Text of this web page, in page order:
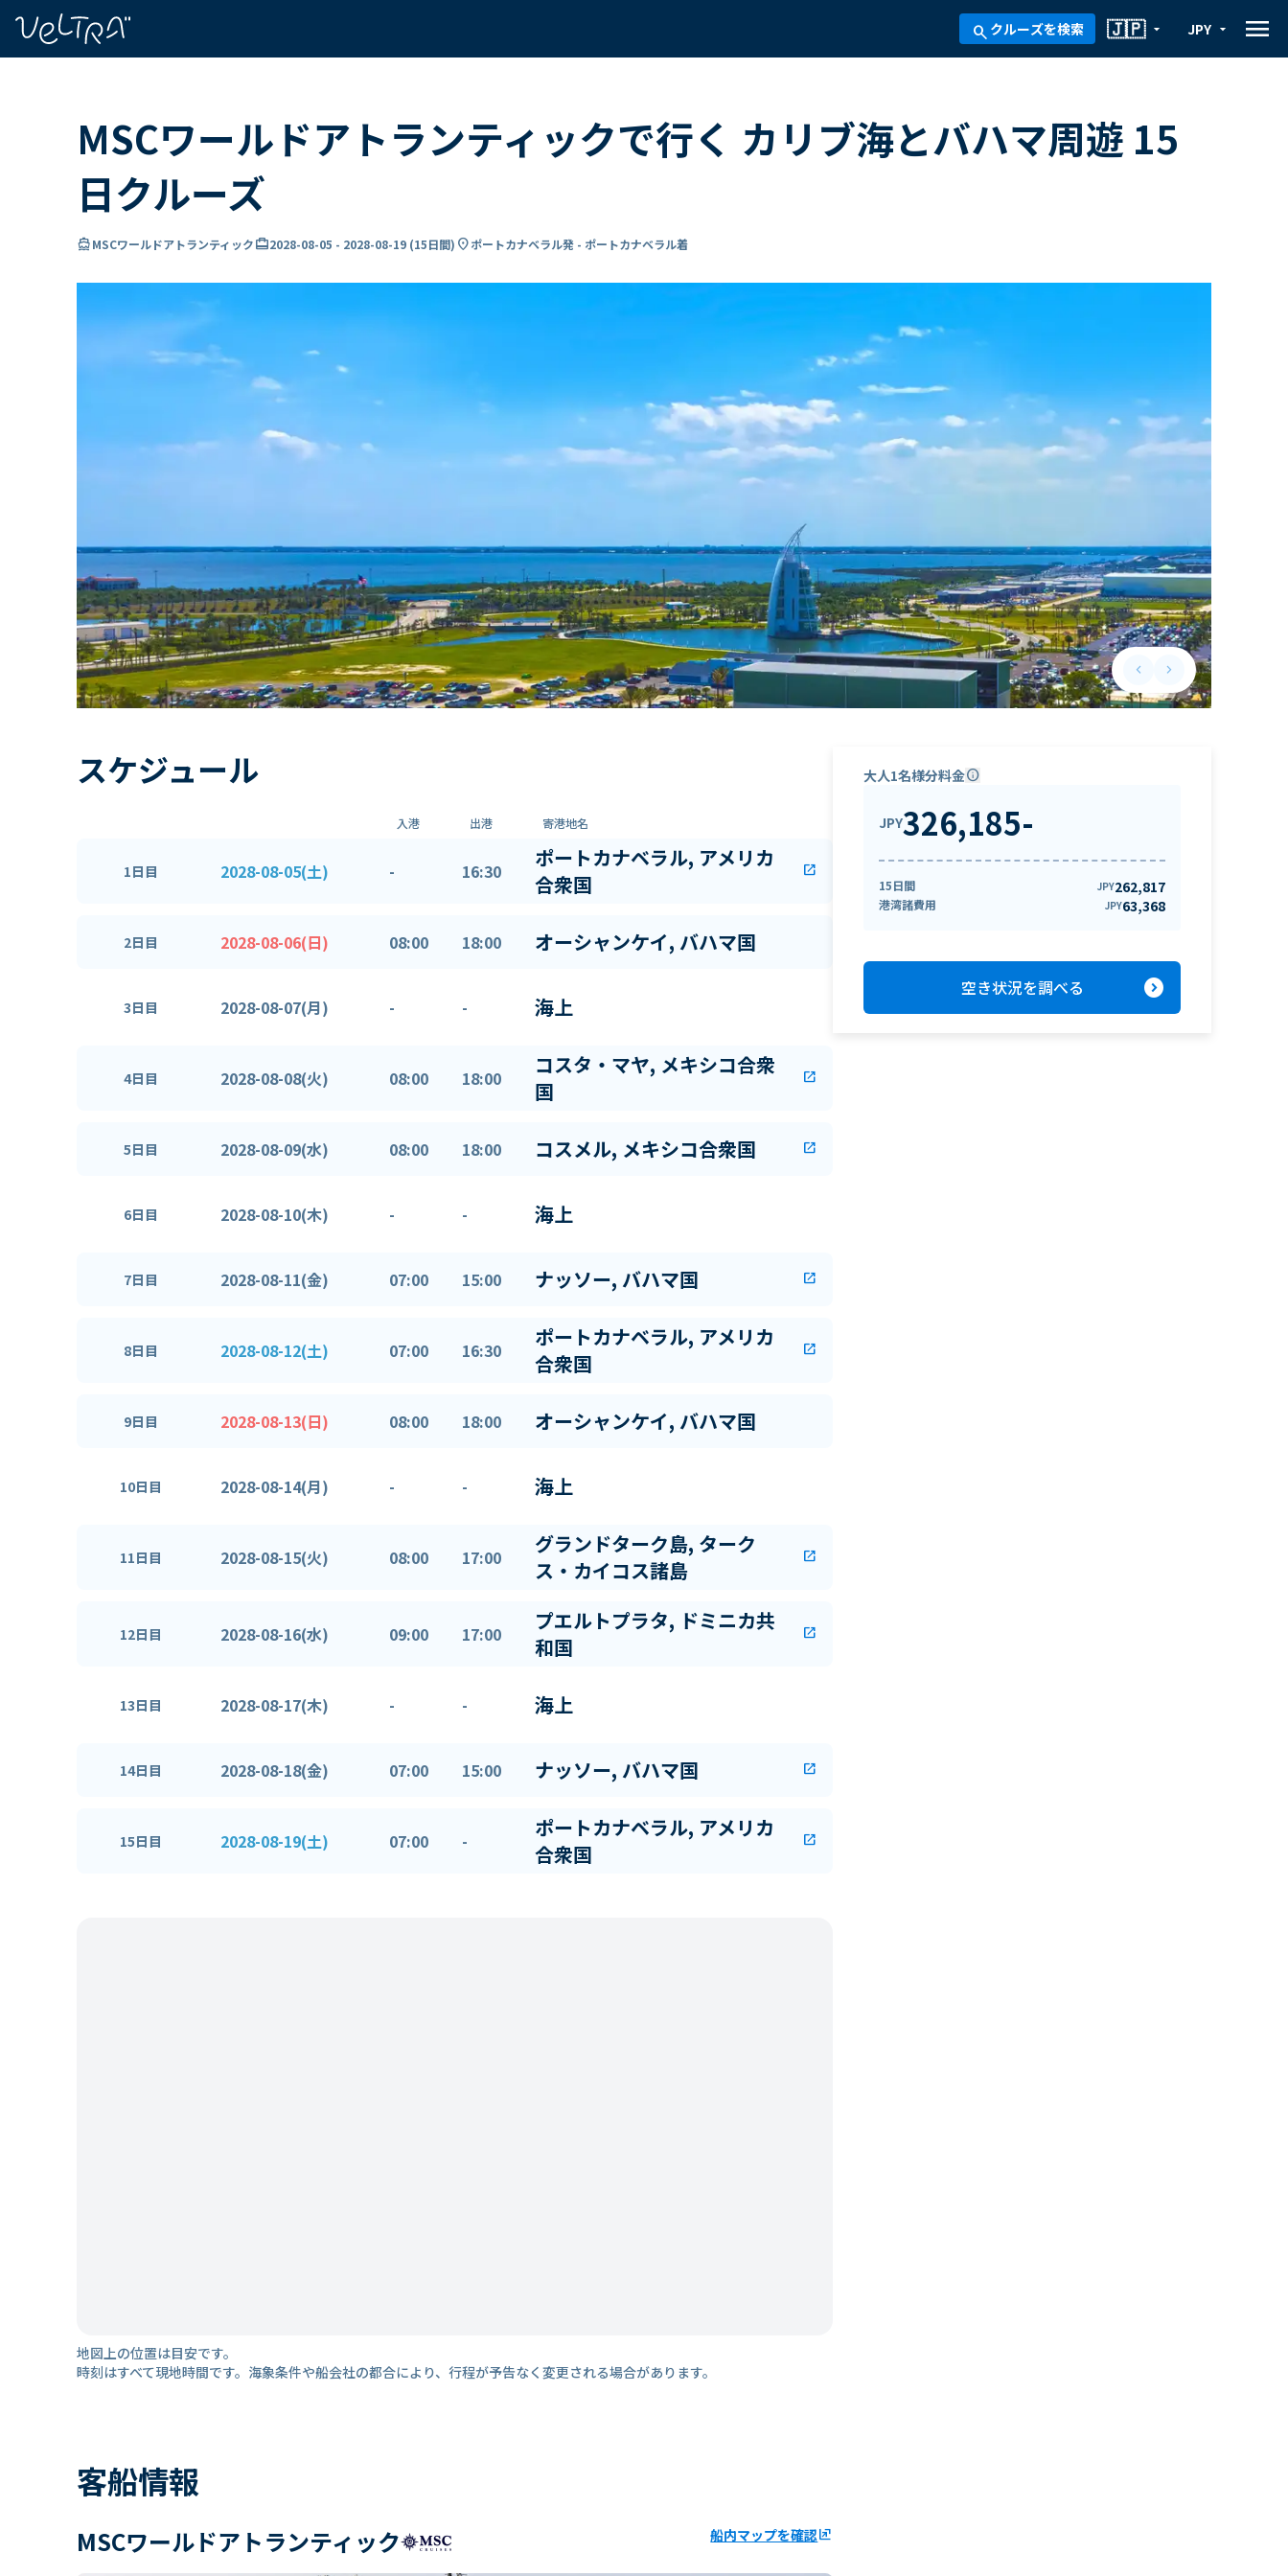
search クルーズを検索 arrow_drop_down
🇯🇵 arrow_drop_down
JPY menu
MSCワールドアトランティックで行く カリブ海とバハマ周遊 15
日クルーズ
directions_boatMSCワールドアトランティックcard_travel2028-08-05 - 2028-08-19 (15日間) location_onポートカナベラル発 - ポートカナベラル着
keyboard_arrow_leftPrevious slide
keyboard_arrow_rightNext slide
スケジュール
入港 出港 寄港地名
1日目 2028-08-05(土) - 16:30
ポートカナベラル, アメリカ
合衆国
open_in_new
2日目 2028-08-06(日) 08:00 18:00 オーシャンケイ, バハマ国
3日目 2028-08-07(月) - - 海上
4日目 2028-08-08(火) 08:00 18:00
コスタ・マヤ, メキシコ合衆
国
open_in_new
5日目 2028-08-09(水) 08:00 18:00 コスメル, メキシコ合衆国 open_in_new
6日目 2028-08-10(木) - - 海上
7日目 2028-08-11(金) 07:00 15:00 ナッソー, バハマ国 open_in_new
8日目 2028-08-12(土) 07:00 16:30
ポートカナベラル, アメリカ
合衆国
open_in_new
9日目 2028-08-13(日) 08:00 18:00 オーシャンケイ, バハマ国
10日目 2028-08-14(月) - - 海上
11日目 2028-08-15(火) 08:00 17:00
グランドターク島, ターク
ス・カイコス諸島
open_in_new
12日目 2028-08-16(水) 09:00 17:00
プエルトプラタ, ドミニカ共
和国
open_in_new
13日目 2028-08-17(木) - - 海上
14日目 2028-08-18(金) 07:00 15:00 ナッソー, バハマ国 open_in_new
15日目 2028-08-19(土) 07:00 -
ポートカナベラル, アメリカ
合衆国
open_in_new
地図上の位置は目安です。
時刻はすべて現地時間です。海象条件や船会社の都合により、行程が予告なく変更される場合があります。
客船情報
MSCワールドアトランティック 船内マップを確認ungroup
大人1名様分料金info
JPY326,185-
15日間 JPY262,817
港湾諸費用 JPY63,368
空き状況を調べる expand_circle_right